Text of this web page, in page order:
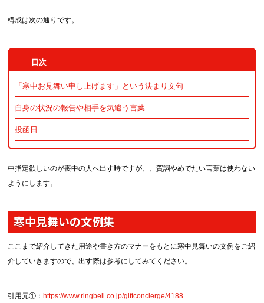
構成は次の通りです。
「寒中お見舞い申し上げます」という決まり文句
自身の状況の報告や相手を気遣う言葉
投函日
中指定欲しいのが喪中の人へ出す時ですが、、賀詞やめでたい言葉は使わない
ようにします。
寒中見舞いの文例集
ここまで紹介してきた用途や書き方のマナーをもとに寒中見舞いの文例をご紹
介していきますので、出す際は参考にしてみてください。
引用元①： https://www.ringbell.co.jp/giftconcierge/4188